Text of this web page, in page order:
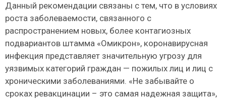
Данный рекомендации связаны с тем, что в условиях
роста заболеваемости, связанного с
распространением новых, более контагиозных
подвариантов штамма «Омикрон», коронавирусная
инфекция представляет значительную угрозу для
уязвимых категорий граждан — пожилых лиц и лиц с
хроническими заболеваниями. «Не забывайте о
сроках ревакцинации – это самая надежная защита»,